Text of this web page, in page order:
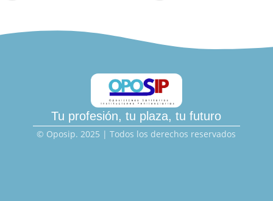
Tu profesión, tu plaza, tu futuro
© Oposip. 2025 | Todos los derechos reservados